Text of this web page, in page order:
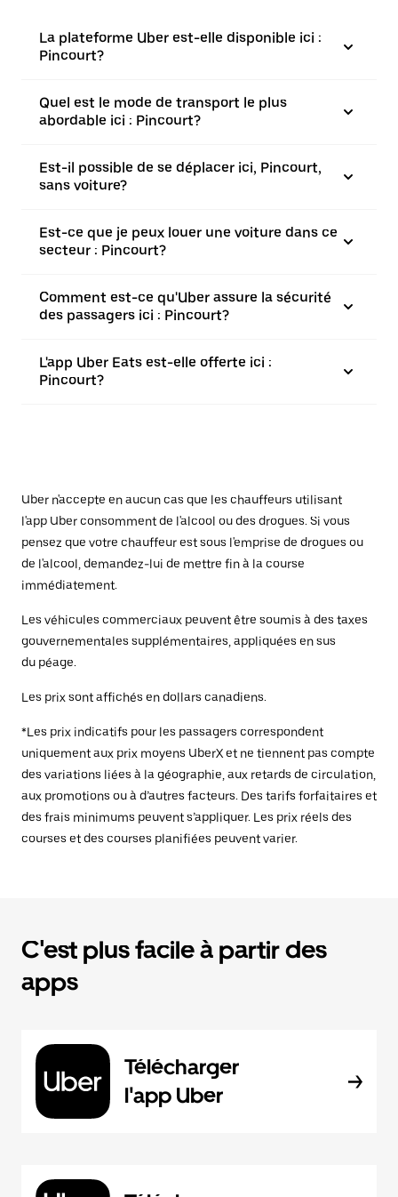
La plateforme Uber est-elle disponible ici :
Pincourt?
Quel est le mode de transport le plus
abordable ici : Pincourt?
Est-il possible de se déplacer ici, Pincourt,
sans voiture?
Est-ce que je peux louer une voiture dans ce
secteur : Pincourt?
Comment est-ce qu'Uber assure la sécurité
des passagers ici : Pincourt?
L'app Uber Eats est-elle offerte ici :
Pincourt?
Uber n'accepte en aucun cas que les chauffeurs utilisant
l'app Uber consomment de l'alcool ou des drogues. Si vous
pensez que votre chauffeur est sous l'emprise de drogues ou
de l'alcool, demandez-lui de mettre fin à la course
immédiatement.
Les véhicules commerciaux peuvent être soumis à des taxes
gouvernementales supplémentaires, appliquées en sus
du péage.
Les prix sont affichés en dollars canadiens.
*Les prix indicatifs pour les passagers correspondent
uniquement aux prix moyens UberX et ne tiennent pas compte
des variations liées à la géographie, aux retards de circulation,
aux promotions ou à d’autres facteurs. Des tarifs forfaitaires et
des frais minimums peuvent s’appliquer. Les prix réels des
courses et des courses planifiées peuvent varier.
C'est plus facile à partir des
apps
Télécharger
l'app Uber